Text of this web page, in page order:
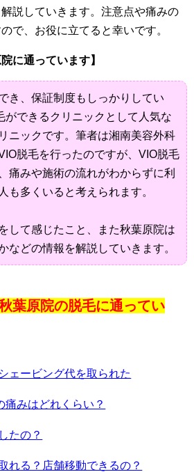
説していきます。注意点や痛みの
で、お役に立てると幸いです。
に通っています】
き、保証制度もしっかりしてい
ができるクリニックとして人気な
ニックです。筆者は湘南美容外科
脱毛を行ったのですが、VIO脱毛
痛みや施術の流れがわからずに利
も多くいると考えられます。
して感じたこと、また秋葉原院は
などの情報を解説していきます。
葉原院の脱毛に通ってい
ェービング代を取られた
痛みはどれくらい？
たの？
れる？店舗移動できるの？